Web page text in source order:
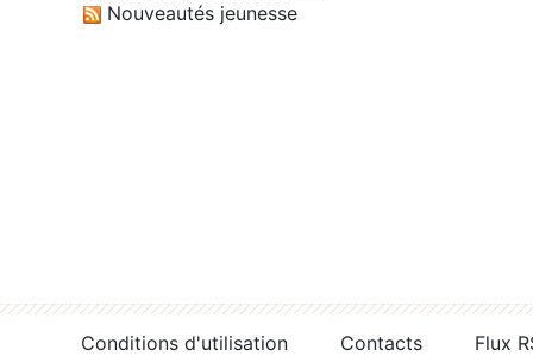
Nouveautés jeunesse
Conditions d'utilisation Contacts
Flux